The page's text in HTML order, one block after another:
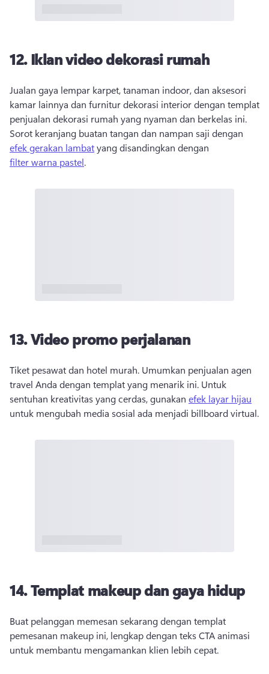
12. Iklan video dekorasi rumah
Jualan gaya lempar karpet, tanaman indoor, dan aksesori
kamar lainnya dan furnitur dekorasi interior dengan templat
penjualan dekorasi rumah yang nyaman dan berkelas ini.
Sorot keranjang buatan tangan dan nampan saji dengan
efek gerakan lambat yang disandingkan dengan
filter warna pastel.
13. Video promo perjalanan
Tiket pesawat dan hotel murah. Umumkan penjualan agen
travel Anda dengan templat yang menarik ini. Untuk
sentuhan kreativitas yang cerdas, gunakan efek layar hijau
14. Templat makeup dan gaya hidup
Buat pelanggan memesan sekarang dengan templat
pemesanan makeup ini, lengkap dengan teks CTA animasi
untuk membantu mengamankan klien lebih cepat.